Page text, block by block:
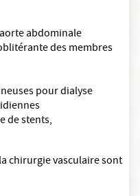
abdominale
des membres
pour dialyse
de stents,
chirurgie vasculaire sont